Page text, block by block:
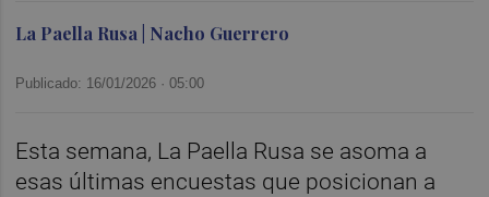
La Paella Rusa | Nacho Guerrero
Publicado: 16/01/2026 ·05:00
Esta semana, La Paella Rusa se asoma a
esas últimas encuestas que posicionan a